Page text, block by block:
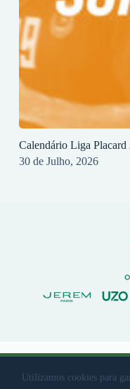
Utilizamos cookies para
Calendário Liga Placard
30 de Julho, 2026
© 2023 Rio Ave